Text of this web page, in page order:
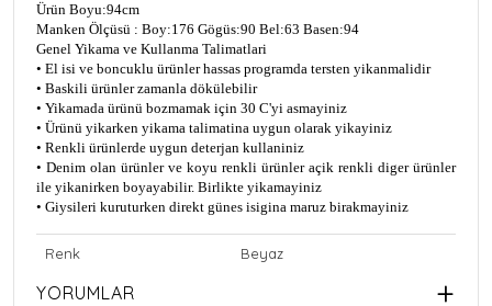
Ürün Boyu:94cm
Manken Ölçüsü : Boy:176 Gögüs:90 Bel:63 Basen:94
Genel Yikama ve Kullanma Talimatlari
• El isi ve boncuklu ürünler hassas programda tersten yikanmalidir
• Baskili ürünler zamanla dökülebilir
• Yikamada ürünü bozmamak için 30 C'yi asmayiniz
• Ürünü yikarken yikama talimatina uygun olarak yikayiniz
• Renkli ürünlerde uygun deterjan kullaniniz
• Denim olan ürünler ve koyu renkli ürünler açik renkli diger ürünler
ile yikanirken boyayabilir. Birlikte yikamayiniz
• Giysileri kuruturken direkt günes isigina maruz birakmayiniz
Renk Beyaz
YORUMLAR